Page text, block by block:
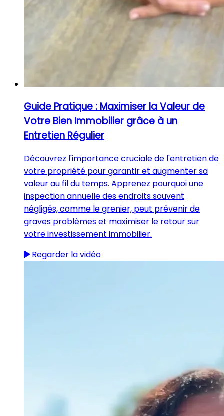
Guide Pratique : Maximiser la Valeur de
Votre Bien Immobilier grâce à un
Entretien Régulier
Découvrez l'importance cruciale de l'entretien de
votre propriété pour garantir et augmenter sa
valeur au fil du temps. Apprenez pourquoi une
inspection annuelle des endroits souvent
négligés, comme le grenier, peut prévenir de
graves problèmes et maximiser le retour sur
votre investissement immobilier.
Regarder la vidéo